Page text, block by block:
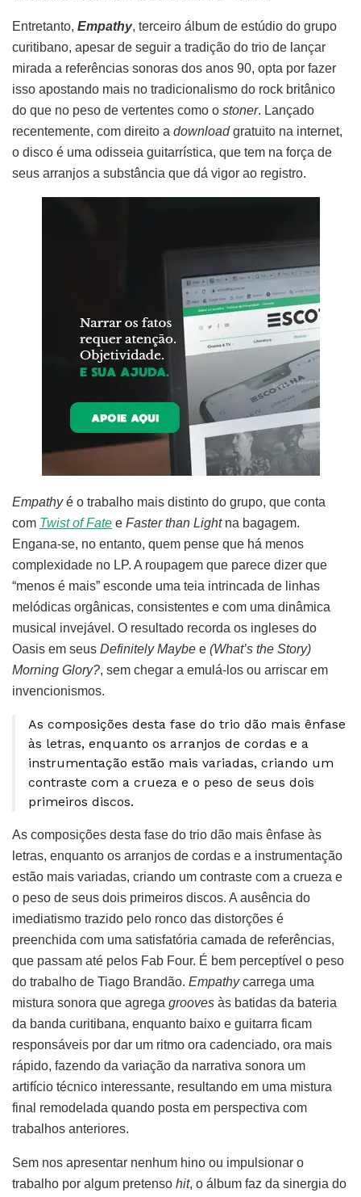
Entretanto, Empathy, terceiro álbum de estúdio do grupo
curitibano, apesar de seguir a tradição do trio de lançar
mirada a referências sonoras dos anos 90, opta por fazer
isso apostando mais no tradicionalismo do rock britânico
do que no peso de vertentes como o stoner. Lançado
recentemente, com direito a downloadgratuito na internet,
o disco é uma odisseia guitarrística, que tem na força de
seus arranjos a substância que dá vigor ao registro.
Empathyé o trabalho mais distinto do grupo, que conta
com Twist of Fate e Faster than Lightna bagagem.
Engana-se, no entanto, quem pense que há menos
complexidade no LP. A roupagem que parece dizer que
“menos é mais” esconde uma teia intrincada de linhas
melódicas orgânicas, consistentes e com uma dinâmica
musical invejável. O resultado recorda os ingleses do
Oasis em seus Definitely Maybe e (What’s the Story)
Morning Glory?, sem chegar a emulá-los ou arriscar em
invencionismos.
As composições desta fase do trio dão mais ênfase
às letras, enquanto os arranjos de cordas e a
instrumentação estão mais variadas, criando um
contraste com a crueza e o peso de seus dois
primeiros discos.
As composições desta fase do trio dão mais ênfase às
letras, enquanto os arranjos de cordas e a instrumentação
estão mais variadas, criando um contraste com a crueza e
o peso de seus dois primeiros discos. A ausência do
imediatismo trazido pelo ronco das distorções é
preenchida com uma satisfatória camada de referências,
que passam até pelos Fab Four. É bem perceptível o peso
do trabalho de Tiago Brandão. Empathycarrega uma
mistura sonora que agrega grooves às batidas da bateria
da banda curitibana, enquanto baixo e guitarra ficam
responsáveis por dar um ritmo ora cadenciado, ora mais
rápido, fazendo da variação da narrativa sonora um
artifício técnico interessante, resultando em uma mistura
final remodelada quando posta em perspectiva com
trabalhos anteriores.
Sem nos apresentar nenhum hino ou impulsionar o
trabalho por algum pretenso hit, o álbum faz da sinergia do